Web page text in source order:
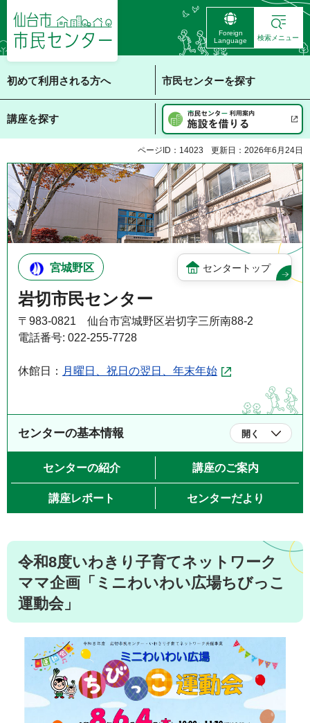
仙台市 市民センタ
ー
Foreign
Language
検索メニュー
初めて利用される方へ 市民センターを探す
講座を探す
ページID：14023 更新日：2026年6月24日
宮城野区 センタートップ
岩切市民センター
〒983-0821 仙台市宮城野区岩切字三所南88-2
電話番号: 022-255-7728
休館日： 月曜日、祝日の翌日、年末年始
センターの基本情報 開く
センターの紹介 講座のご案内
講座レポート センターだより
令和8度いわきり子育てネットワーク
ママ企画「ミニわいわい広場ちびっこ
運動会」